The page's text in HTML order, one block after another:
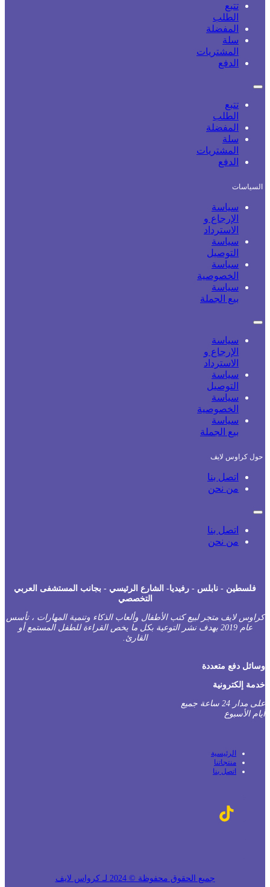
تتبع
الطلب
المفضلة
سلة
المشتريات
الدفع
تتبع
الطلب
المفضلة
سلة
المشتريات
الدفع
السياسات
سياسة
الإرجاع و
الاسترداد
سياسة
التوصيل
سياسة
الخصوصية
سياسة
بيع الجملة
سياسة
الإرجاع و
الاسترداد
سياسة
التوصيل
سياسة
الخصوصية
سياسة
بيع الجملة
حول كراوس لايف
اتصل بنا
من نحن
اتصل بنا
من نحن
فلسطين - نابلس - رفيديا- الشارع الرئيسي - بجانب المستشفى العربي
التخصصي
لايف متجر لبيع كتب الأطفال وألعاب الذكاء وتنمية المهارات ، تأسس
عام 2019 بهدف نشر التوعية بكل ما يخص القراءة للطفل المستمع أو
القارئ.
دفع متعددة
إلكترونية
على مدار 24 ساعة جميع
الأسبوع
الرئيسية
منتجاتنا
اتصل بنا
جميع الحقوق محفوظة © 2024 لـ كرواس لايف